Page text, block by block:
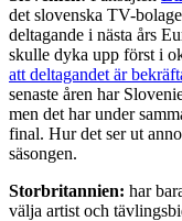
det slovenska TV-
deltagande i nästa års
skulle dyka upp först i
att deltagandet är
senaste åren har
men det har under
final. Hur det ser ut
säsongen.
Storbritannien: har
välja artist och